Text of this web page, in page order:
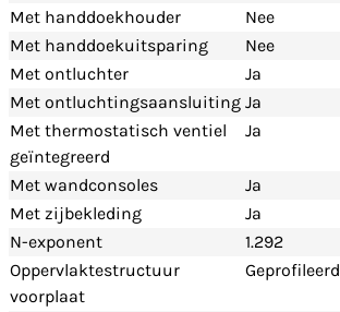
Met handdoekhouder
Nee
Met handdoekuitsparing
Nee
Met ontluchter
Ja
Met ontluchtingsaansluiting Ja
Met thermostatisch ventiel
geïntegreerd
Ja
Met wandconsoles
Ja
Met zijbekleding
Ja
N-exponent
1.292
Oppervlaktestructuur
voorplaat
Geprofileerd